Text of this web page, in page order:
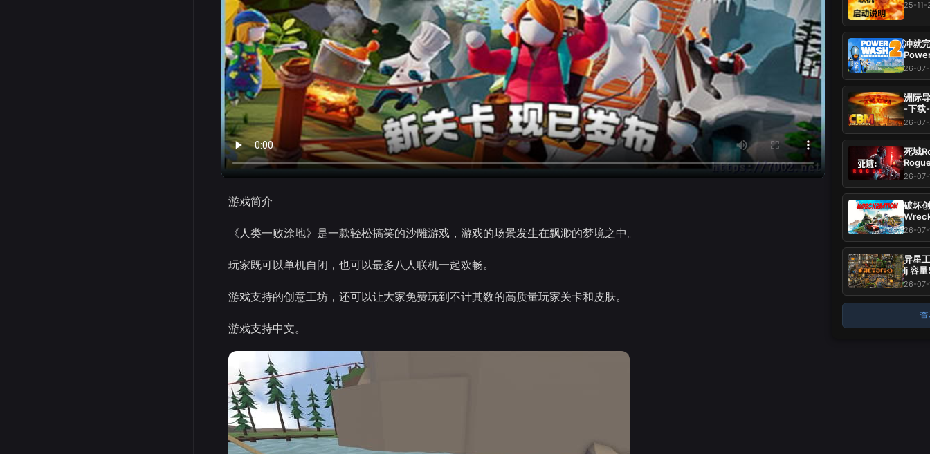
游戏简介
《人类一败涂地》是一款轻松搞笑的沙雕游戏，游戏的场景发生在飘渺的梦境之中。
玩家既可以单机自闭，也可以最多八人联机一起欢畅。
游戏支持的创意工坊，还可以让大家免费玩到不计其数的高质量玩家关卡和皮肤。
游戏支持中文。
25-11-
冲就
载-游
26-
洲际导
-下载
26-07-
死域
压即
26-07-
破坏
26-07-
异星
lj 容
标 -
26-07-